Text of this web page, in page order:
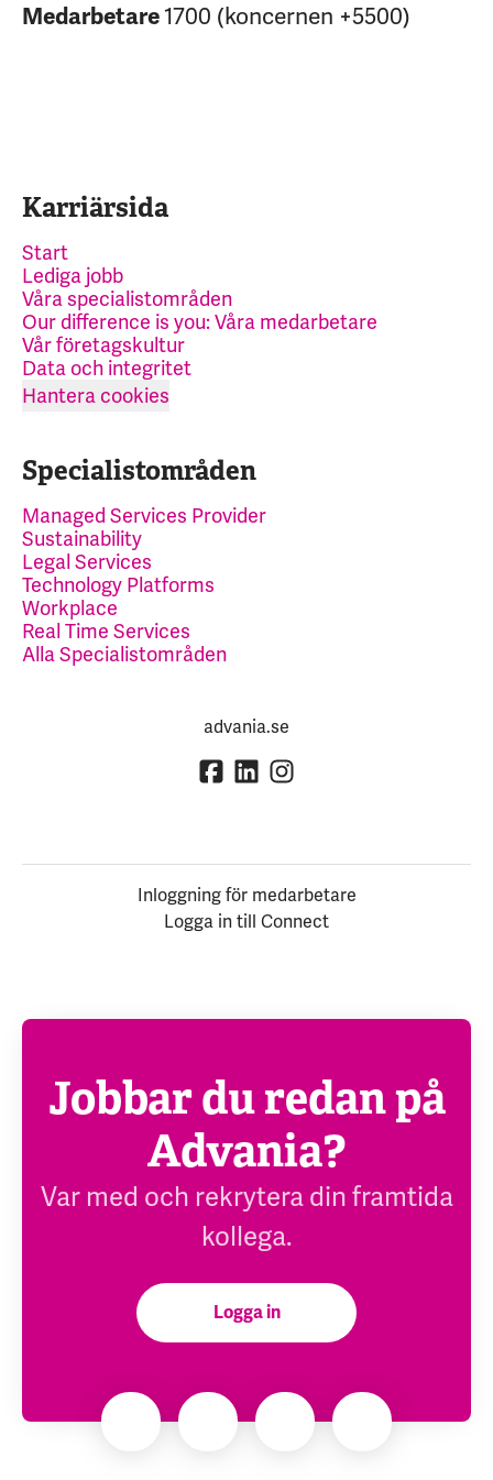
Medarbetare1700 (koncernen +5500)
Karriärsida
Start
Lediga jobb
Våra specialistområden
Our difference is you: Våra medarbetare
Vår företagskultur
Data och integritet
Hantera cookies
Specialistområden
Managed Services Provider
Sustainability
Legal Services
Technology Platforms
Workplace
Real Time Services
Alla Specialistområden
advania.se
Inloggning för medarbetare
Logga in till Connect
Jobbar du redan på
Advania?
Var med och rekrytera din framtida
kollega.
Logga in